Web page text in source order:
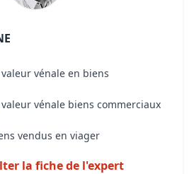
vénale en biens
vénale biens commerciaux
vendus en viager
la fiche de l'expert